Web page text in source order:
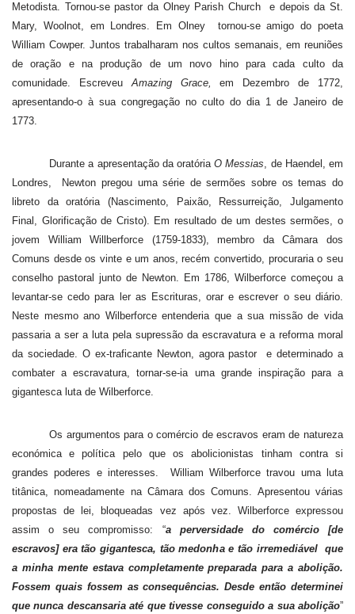
Metodista. Tornou-se pastor da Olney Parish Church
e depois da St.
Mary, Woolnot, em Londres. Em Olney
tornou-se amigo do poeta
William Cowper. Juntos trabalharam nos cultos semanais, em reuniões
de oração e na produção de um novo hino para cada culto da
comunidade. EscreveuAmazing Grace,em Dezembro de 1772,
apresentando-o à sua congregação no culto do dia 1 de Janeiro de
1773.
Durante a apresentação da oratóriaO Messias, de Haendel, em
Londres,
Newton pregou uma série de sermões sobre os temas do
libreto da oratória (Nascimento, Paixão, Ressurreição, Julgamento
Final, Glorificação de Cristo). Em resultado de um destes sermões, o
jovem William Willberforce (1759-1833), membro da Câmara dos
Comuns desde os vinte e um anos, recém convertido, procuraria o seu
conselho pastoral junto de Newton. Em 1786, Wilberforce começou a
levantar-se cedo para ler as Escrituras, orar e escrever o seu diário.
Neste mesmo ano Wilberforce entenderia que a sua missão de vida
passaria a ser a luta pela supressão da escravatura e a reforma moral
da sociedade. O ex-traficante Newton, agora pastor
e determinado a
combater a escravatura, tornar-se-ia uma grande inspiração para a
gigantesca luta de Wilberforce.
Os argumentos para o comércio de escravos eram de natureza
económica e política pelo que os abolicionistas tinham contra si
grandes poderes e interesses.
William Wilberforce travou uma luta
titânica, nomeadamente na Câmara dos Comuns. Apresentou várias
propostas de lei, bloqueadas vez após vez. Wilberforce expressou
assim o seu compromisso: “a perversidade do comércio [de
escravos] era tão gigantesca, tão medonha e tão irremediável
que
a minha mente estava completamente preparada para a abolição.
Fossem quais fossem as consequências. Desde então determinei
que nunca descansaria até que tivesse conseguido a sua abolição”